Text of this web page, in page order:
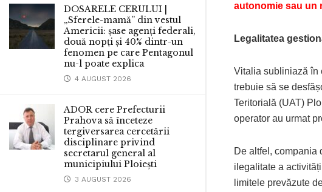
DOSARELE CERULUI |
„Sferele-mamă” din vestul
Americii: șase agenți federali,
două nopți și 40% dintr-un
fenomen pe care Pentagonul
nu-l poate explica
4 AUGUST 2026
ADOR cere Prefecturii
Prahova să înceteze
tergiversarea cercetării
disciplinare privind
secretarul general al
municipiului Ploiești
3 AUGUST 2026
autonomie sau un
Legalitatea
Vitalia subliniază în
trebuie să se
Teritorială (UAT)
operator au urmat
De altfel, compania
ilegalitate a
limitele prevăzute